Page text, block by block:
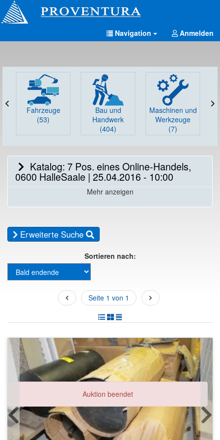
Navigation Anmelden
Fahrzeuge
(53)
Bau und
Handwerk
(404)
Maschinen und
Werkzeuge
(7)
Katalog: 7 Pos. eines Online-Handels,
0600 HalleSaale | 25.04.2016 - 10:00
Mehr anzeigen
Erweiterte Suche
Sortieren nach:
Seite 1 von 1
Auktion beendet